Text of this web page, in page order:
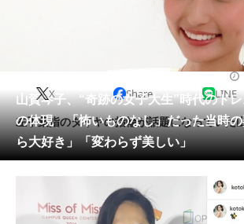
教育・育児
リサーチ
会員記事
メディア
注目記事を集めた総合ページ
ITの今と未来を見通す
山賀琴子、“奇跡の女子大生”時代のド
の体現 「怖いものなし」だった当時の
ら大好き」「変わらず美しい」
X Share LINE
左手薬指のダイヤの指輪が話題になっていた